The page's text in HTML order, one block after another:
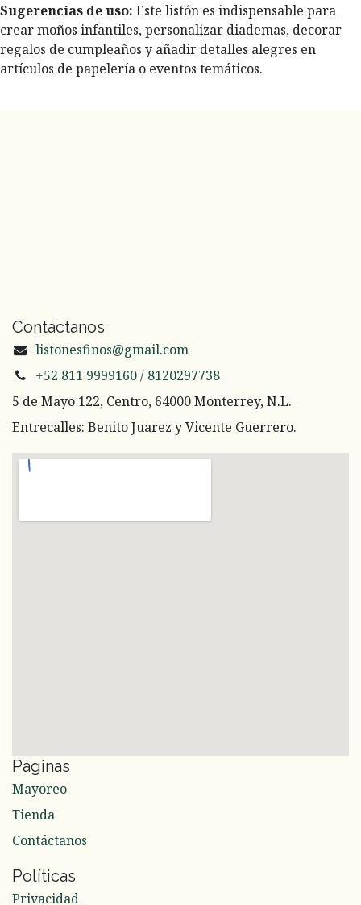
Sugerencias de uso: Este listón es indispensable para
crear moños infantiles, personalizar diademas, decorar
regalos de cumpleaños y añadir detalles alegres en
artículos de papelería o eventos temáticos.
Contáctanos
listonesfinos@gmail.com
+52 811 9999160 / 8120297738
5 de Mayo 122, Centro, 64000 Monterrey, N.L.
Entrecalles: Benito Juarez y Vicente Guerrero.
Páginas
Mayoreo
Tienda
Contáctanos
Políticas
Privacidad